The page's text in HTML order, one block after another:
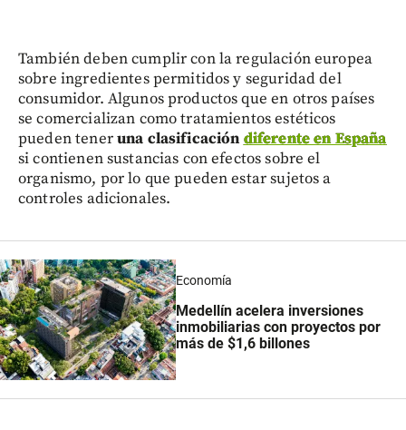
También deben cumplir con la regulación europea
sobre ingredientes permitidos y seguridad del
consumidor. Algunos productos que en otros países
se comercializan como tratamientos estéticos
pueden teneruna clasificación diferente en España
si contienen sustancias con efectos sobre el
organismo, por lo que pueden estar sujetos a
controles adicionales.
Economía
Medellín acelera inversiones
inmobiliarias con proyectos por
más de $1,6 billones